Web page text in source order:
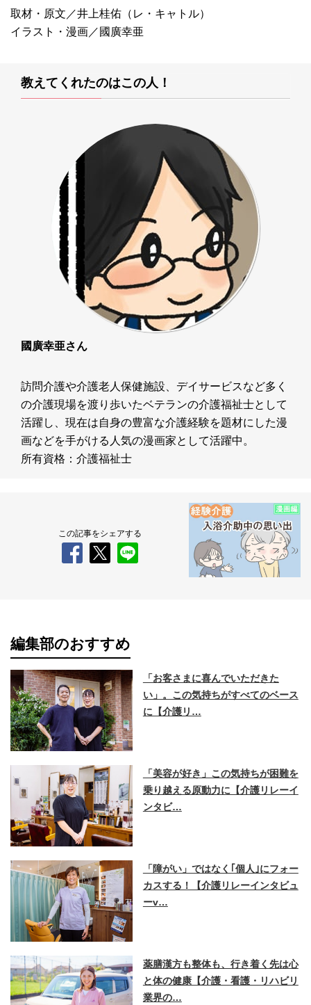
取材・原文／井上桂佑（レ・キャトル）
イラスト・漫画／國廣幸亜
教えてくれたのはこの人！
國廣幸亜さん
訪問介護や介護老人保健施設、デイサービスなど多く
の介護現場を渡り歩いたベテランの介護福祉士として
活躍し、現在は自身の豊富な介護経験を題材にした漫
画などを手がける人気の漫画家として活躍中。
所有資格：介護福祉士
この記事をシェアする
編集部のおすすめ
「お客さまに喜んでいただきた
い」。この気持ちがすべてのベース
に【介護リ…
「美容が好き」この気持ちが困難を
乗り越える原動力に【介護リレーイ
ンタビ…
「障がい」ではなく｢個人｣にフォー
カスする！【介護リレーインタビュ
ーv…
薬膳漢方も整体も、行き着く先は心
と体の健康【介護・看護・リハビリ
業界の…